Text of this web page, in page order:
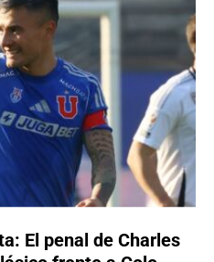
El penal de Charles